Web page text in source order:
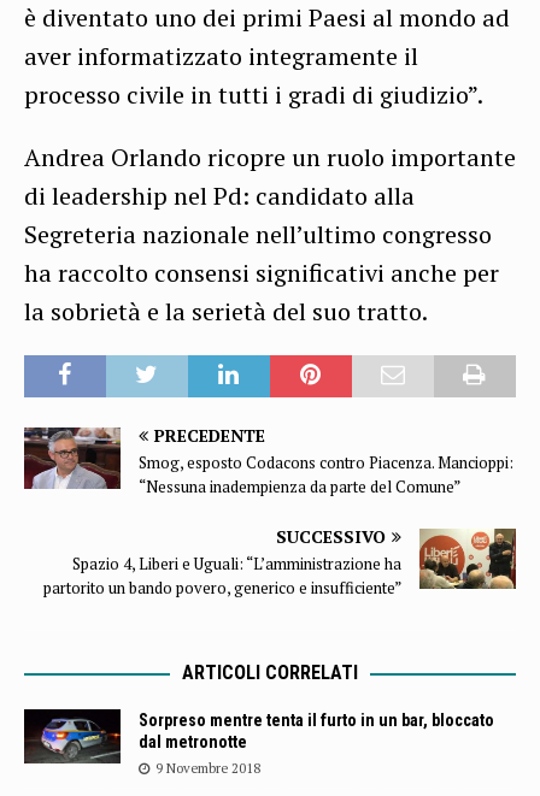
è diventato uno dei primi Paesi al mondo ad
aver informatizzato integramente il
processo civile in tutti i gradi di giudizio”.
Andrea Orlando ricopre un ruolo importante
di leadership nel Pd: candidato alla
Segreteria nazionale nell’ultimo congresso
ha raccolto consensi significativi anche per
la sobrietà e la serietà del suo tratto.
PRECEDENTE
Smog, esposto Codacons contro Piacenza. Mancioppi:
“Nessuna inadempienza da parte del Comune”
SUCCESSIVO
Spazio 4, Liberi e Uguali: “L’amministrazione ha
partorito un bando povero, generico e insufficiente”
ARTICOLI CORRELATI
Sorpreso mentre tenta il furto in un bar, bloccato
dal metronotte
9 Novembre 2018